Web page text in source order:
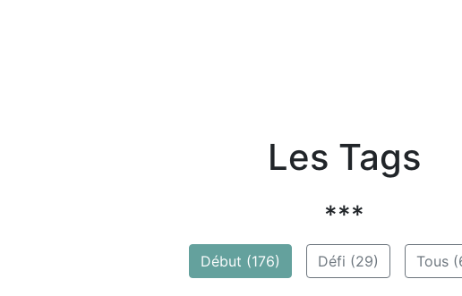
Les Tags
***
Début (176) Défi (29) Tous